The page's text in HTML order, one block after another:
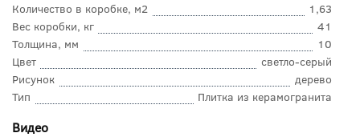
Количество в коробке, м2
1,63
Вес коробки, кг
41
Толщина, мм
10
Цвет
светло-серый
Рисунок
дерево
Тип
Плитка из керамогранита
Видео